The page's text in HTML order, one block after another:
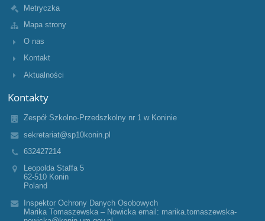
Metryczka
Mapa strony
O nas
Kontakt
Aktualności
Kontakty
Zespół Szkolno-Przedszkolny nr 1 w Koninie
sekretariat@sp10konin.pl
632427214
Leopolda Staffa 5
62-510 Konin
Poland
Inspektor Ochrony Danych Osobowych
Marika Tomaszewska – Nowicka email: marika.tomaszewska-